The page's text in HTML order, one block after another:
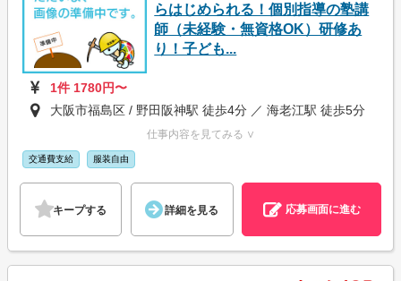
らはじめられる！個別指導の塾講
師（未経験・無資格OK）研修あ
り！子ども...
1件 1780円〜
大阪市福島区 / 野田阪神駅 徒歩4分 ／ 海老江駅 徒歩5分
仕事内容を見てみる ∨
交通費支給 服装自由
キープする 詳細を見る 応募画面に進む